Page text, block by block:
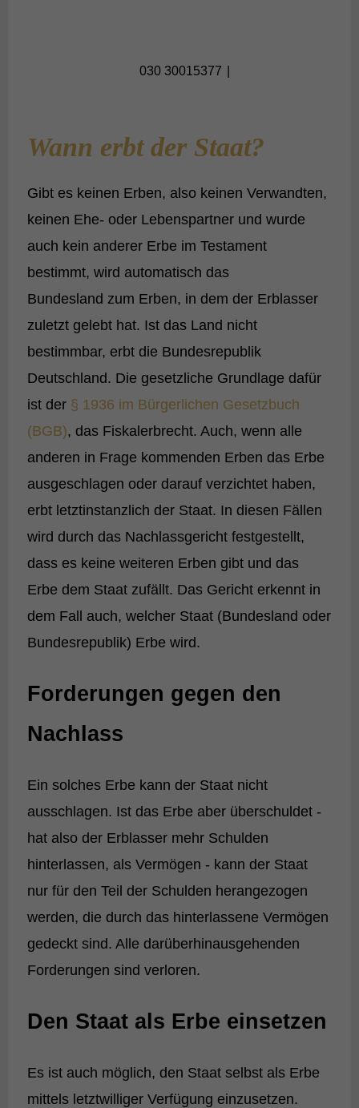
030 30015377
Wann erbt der Staat?
Gibt es keinen Erben, also keinen Verwandten,
keinen Ehe- oder Lebenspartner und wurde
auch kein anderer Erbe im Testament
bestimmt, wird automatisch das
Bundesland zum Erben, in dem der Erblasser
zuletzt gelebt hat. Ist das Land nicht
bestimmbar, erbt die Bundesrepublik
Deutschland. Die gesetzliche Grundlage dafür
ist der § 1936 im Bürgerlichen Gesetzbuch
(BGB), das Fiskalerbrecht. Auch, wenn alle
anderen in Frage kommenden Erben das Erbe
ausgeschlagen oder darauf verzichtet haben,
erbt letztinstanzlich der Staat. In diesen Fällen
wird durch das Nachlassgericht festgestellt,
dass es keine weiteren Erben gibt und das
Erbe dem Staat zufällt. Das Gericht erkennt in
dem Fall auch, welcher Staat (Bundesland oder
Bundesrepublik) Erbe wird.
Forderungen gegen den
Nachlass
Ein solches Erbe kann der Staat nicht
ausschlagen. Ist das Erbe aber überschuldet -
hat also der Erblasser mehr Schulden
hinterlassen, als Vermögen - kann der Staat
nur für den Teil der Schulden herangezogen
werden, die durch das hinterlassene Vermögen
gedeckt sind. Alle darüberhinausgehenden
Forderungen sind verloren.
Den Staat als Erbe einsetzen
Es ist auch möglich, den Staat selbst als Erbe
mittels letztwilliger Verfügung einzusetzen.